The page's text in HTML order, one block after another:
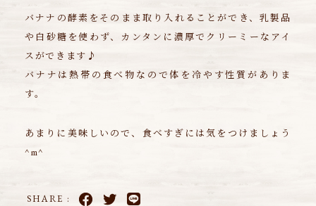
バナナの酵素をそのまま取り入れることができ、乳製品
や白砂糖を使わず、カンタンに濃厚でクリーミーなアイ
スができます♪
バナナは熱帯の食べ物なので体を冷やす性質がありま
す。
あまりに美味しいので、食べすぎには気をつけましょう
^m^
SHARE :